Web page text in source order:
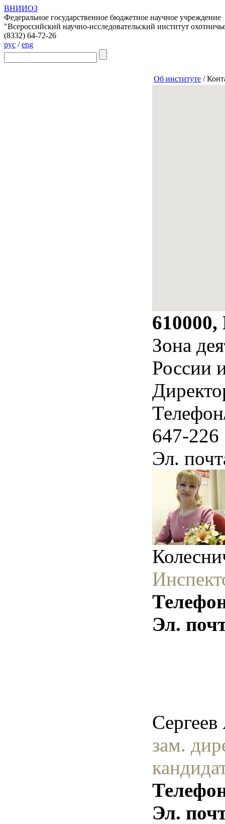
ВНИИОЗ
Федеральное государственное бюджетное научное учреждение
"Всероссийский научно-исследовательский институт
(8332) 64-72-26
рус /eng
Об институте /
Зона
России
647-226
Эл.
Эл.
зам.
Эл.